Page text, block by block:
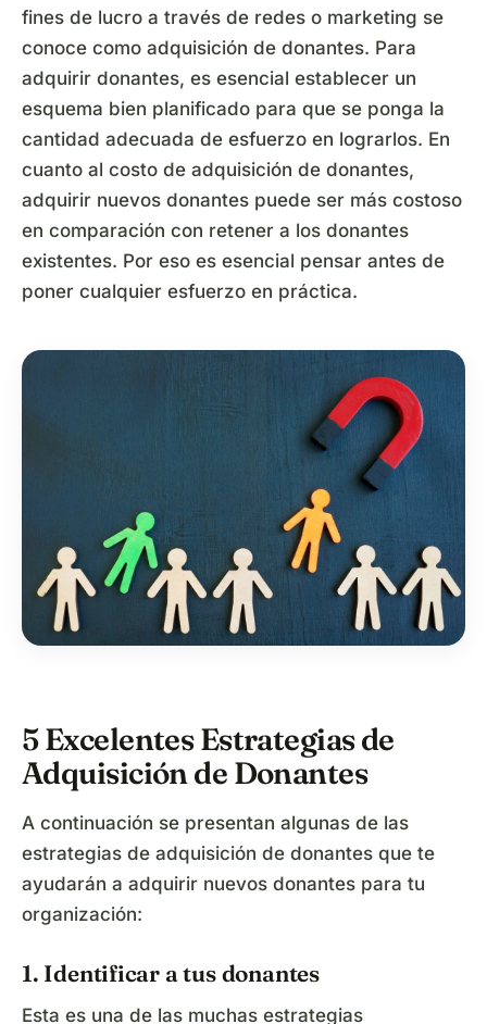
fines de lucro a través de redes o marketing se
conoce como adquisición de donantes. Para
adquirir donantes, es esencial establecer un
esquema bien planificado para que se ponga la
cantidad adecuada de esfuerzo en lograrlos. En
cuanto al costo de adquisición de donantes,
adquirir nuevos donantes puede ser más costoso
en comparación con retener a los donantes
existentes. Por eso es esencial pensar antes de
poner cualquier esfuerzo en práctica.
5 Excelentes Estrategias de
Adquisición de Donantes
A continuación se presentan algunas de las
estrategias de adquisición de donantes que te
ayudarán a adquirir nuevos donantes para tu
organización:
1. Identificar a tus donantes
Esta es una de las muchas estrategias